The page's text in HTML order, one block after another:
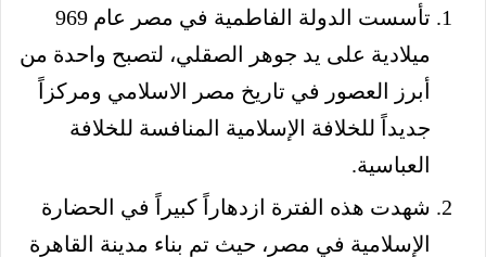
تأسست الدولة الفاطمية في مصر عام 969
ميلادية على يد جوهر الصقلي، لتصبح واحدة من
أبرز العصور في تاريخ مصر الاسلامي ومركزاً
جديداً للخلافة الإسلامية المنافسة للخلافة
العباسية.
شهدت هذه الفترة ازدهاراً كبيراً في الحضارة
الإسلامية في مصر، حيث تم بناء مدينة القاهرة